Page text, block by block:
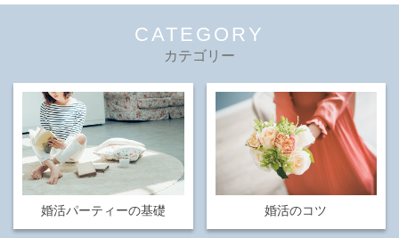
CATEGORY
カテゴリー
婚活パーティーの基礎 婚活のコツ